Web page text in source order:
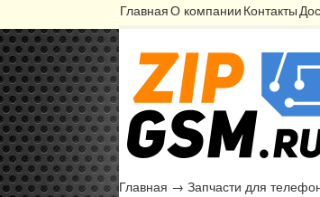
ГлавнаяО компании Контакты
Главная → Запчасти для